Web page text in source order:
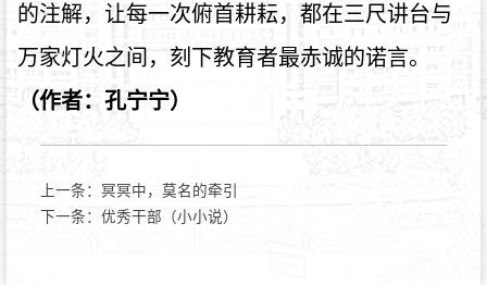
的注解，让每一次俯首耕耘，都在三尺讲台与
万家灯火之间，刻下教育者最赤诚的诺言。
（作者：孔宁宁）
上一条： 冥冥中，莫名的牵引
下一条： 优秀干部（小小说）